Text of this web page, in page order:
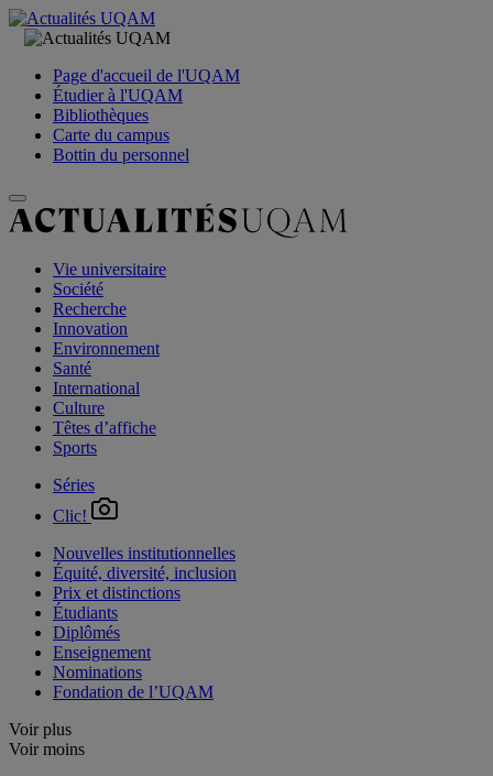
Page d'accueil de l'UQAM
Étudier à l'UQAM
Bibliothèques
Carte du campus
Bottin du personnel
Vie universitaire
Société
Recherche
Innovation
Environnement
Santé
International
Culture
Têtes d’affiche
Sports
Séries
Clic!
Nouvelles institutionnelles
Équité, diversité, inclusion
Prix et distinctions
Étudiants
Diplômés
Enseignement
Nominations
Fondation de l’UQAM
Voir plus
Voir moins